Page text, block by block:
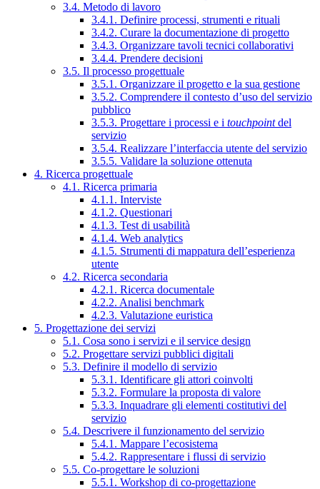
3.4. Metodo di lavoro
3.4.1. Definire processi, strumenti e rituali
3.4.2. Curare la documentazione di progetto
3.4.3. Organizzare tavoli tecnici collaborativi
3.4.4. Prendere decisioni
3.5. Il processo progettuale
3.5.1. Organizzare il progetto e la sua gestione
3.5.2. Comprendere il contesto d’uso del servizio
pubblico
3.5.3. Progettare i processi e i touchpointdel
servizio
3.5.4. Realizzare l’interfaccia utente del servizio
3.5.5. Validare la soluzione ottenuta
4. Ricerca progettuale
4.1. Ricerca primaria
4.1.1. Interviste
4.1.2. Questionari
4.1.3. Test di usabilità
4.1.4. Web analytics
4.1.5. Strumenti di mappatura dell’esperienza
utente
4.2. Ricerca secondaria
4.2.1. Ricerca documentale
4.2.2. Analisi benchmark
4.2.3. Valutazione euristica
5. Progettazione dei servizi
5.1. Cosa sono i servizi e il service design
5.2. Progettare servizi pubblici digitali
5.3. Definire il modello di servizio
5.3.1. Identificare gli attori coinvolti
5.3.2. Formulare la proposta di valore
5.3.3. Inquadrare gli elementi costitutivi del
servizio
5.4. Descrivere il funzionamento del servizio
5.4.1. Mappare l’ecosistema
5.4.2. Rappresentare i flussi di servizio
5.5. Co-progettare le soluzioni
5.5.1. Workshop di co-progettazione